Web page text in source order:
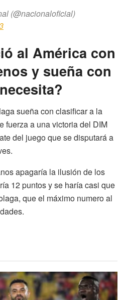
(@nacionaloficial)
al América con
y sueña con
sueña con clasificar a la
fuerza a una victoria del DIM
del juego que se disputará a
apagaría la ilusión de los
12 puntos y se haría casi que
que el máximo numero al